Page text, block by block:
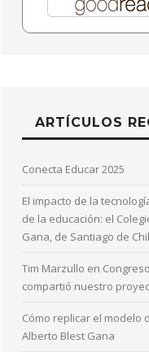
ARTÍCULOS
Conecta Educar 2025
El impacto de la
de la educación: el
Gana, de Santiago de
Tim Marzullo en
compartió nuestro
Cómo replicar el modelo
Alberto Blest Gana